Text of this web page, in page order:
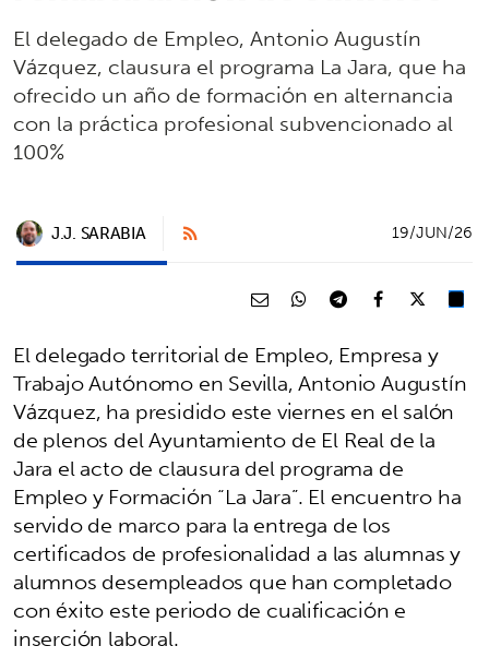
El delegado de Empleo, Antonio Augustín
Vázquez, clausura el programa La Jara, que ha
ofrecido un año de formación en alternancia
con la práctica profesional subvencionado al
100%
J.J. SARABIA 19/JUN/26
El delegado territorial de Empleo, Empresa y
Trabajo Autónomo en Sevilla, Antonio Augustín
Vázquez, ha presidido este viernes en el salón
de plenos del Ayuntamiento de El Real de la
Jara el acto de clausura del programa de
Empleo y Formación “La Jara”. El encuentro ha
servido de marco para la entrega de los
certificados de profesionalidad a las alumnas y
alumnos desempleados que han completado
con éxito este periodo de cualificación e
inserción laboral.